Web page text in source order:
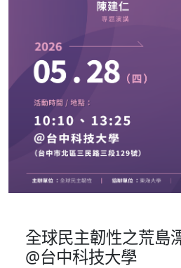
全球民主韌性之荒島
@台中科技大學